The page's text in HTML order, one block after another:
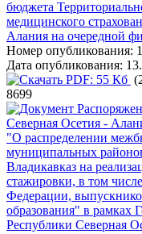
бюджета
медицинского
Алания на очередной
Номер опубликования:
Дата опубликования:
PDF: 55 Кб
8699
Северная Осетия -
"О распределении
муниципальных
Владикавказ на
стажировки, в том
Федерации,
образования" в рамках
Республики Северная